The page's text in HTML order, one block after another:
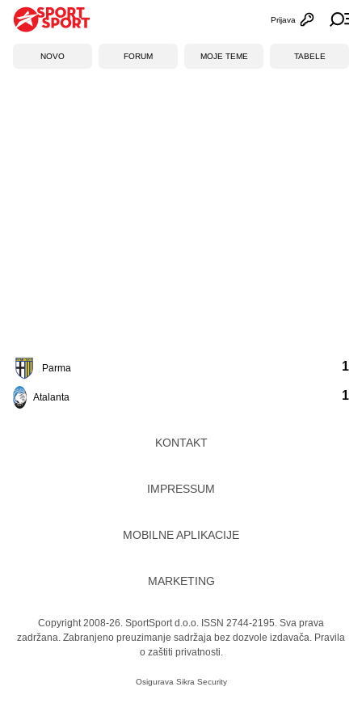
Otvori
Prijava
NOVO FORUM MOJE TEME TABELE
Parma
Atalanta
1
1
KONTAKT
IMPRESSUM
MOBILNE APLIKACIJE
MARKETING
Copyright 2008-26. SportSport d.o.o. ISSN 2744-2195. Sva prava
zadržana. Zabranjeno preuzimanje sadržaja bez dozvole izdavača. Pravila
o zaštiti privatnosti.
Osigurava Sikra Security